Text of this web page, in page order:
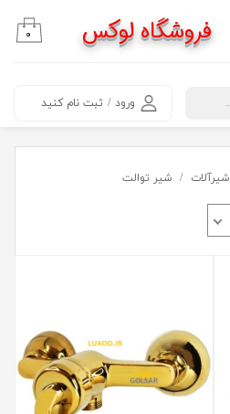
ورود / ثبت نام کنید
۰ فروشگاه لوکس
شیرآلات شیر توالت